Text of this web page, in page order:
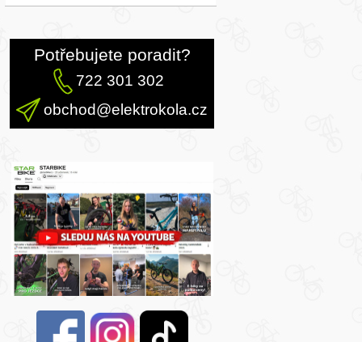
Potřebujete poradit?
722 301 302
obchod@elektrokola.cz